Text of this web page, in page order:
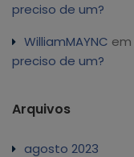
preciso de um?
WilliamMAYNC em
preciso de um?
Arquivos
agosto 2023